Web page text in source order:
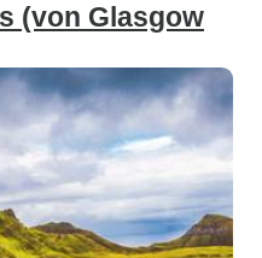
(von Glasgow